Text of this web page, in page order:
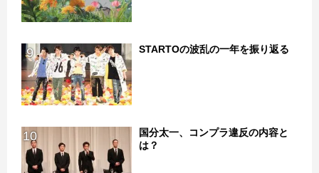
9 STARTOの波乱の一年を振り返る
10
国分太一、コンプラ違反の内容と
は？